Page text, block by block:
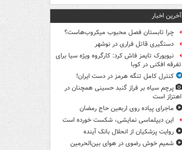
آخرین اخبار
چرا تابستان فصل محبوب میکروب‌هاست؟
دستگیری قاتل فراری در نوشهر
نیویورک تایمز فاش کرد: کارگروه ویژه سیا برای
تفرقه افکنی در کوبا
کنترل کامل تنگه هرمز در دست ایران!
پرچم سیاه بر فراز گنبد حسینی همچنان در
اهتزاز است
ماجرای پیاده روی اربعین حاج رمضان
این دیپلماسی نمایشی، شکست خورده است
روایت پزشکیان از انحلال بانک آینده
شمیم خوش رضوی در هوای بین‌الحرمین